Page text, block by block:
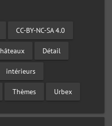
CC-BY-NC-SA 4.0
Détail
intérieurs
Thèmes Urbex